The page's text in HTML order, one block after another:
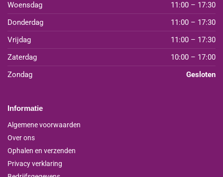
Woensdag
11:00 – 17:30
Donderdag
11:00 – 17:30
Vrijdag
11:00 – 17:30
Zaterdag
10:00 – 17:00
Zondag
Gesloten
Informatie
Algemene voorwaarden
Over ons
Ophalen en verzenden
Privacy verklaring